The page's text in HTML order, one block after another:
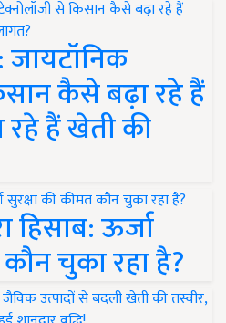
जायटॉनिक
कैसे बढ़ा रहे हैं
रहे हैं खेती की
ऊर्जा
चुका रहा है?